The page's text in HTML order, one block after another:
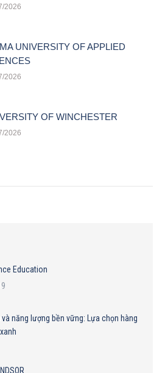
2026
UNIVERSITY OF APPLIED
2026
OF WINCHESTER
2026
Education
năng lượng bền vững: Lựa chọn hàng